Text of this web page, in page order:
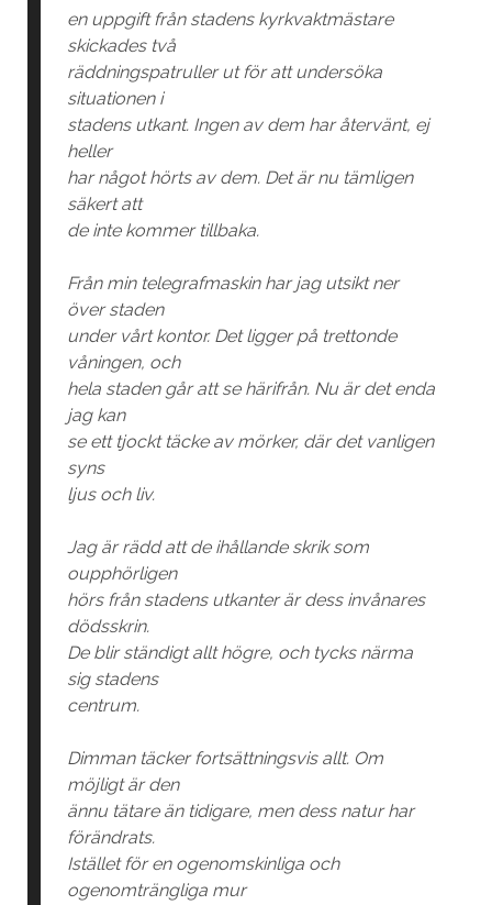
en uppgift från stadens kyrkvaktmästare
skickades två
räddningspatruller ut för att undersöka
situationen i
stadens utkant. Ingen av dem har återvänt, ej
heller
har något hörts av dem. Det är nu tämligen
säkert att
de inte kommer tillbaka.
Från min telegrafmaskin har jag utsikt ner
över staden
under vårt kontor. Det ligger på trettonde
våningen, och
hela staden går att se härifrån. Nu är det enda
jag kan
se ett tjockt täcke av mörker, där det vanligen
syns
ljus och liv.
Jag är rädd att de ihållande skrik som
oupphörligen
hörs från stadens utkanter är dess invånares
dödsskrin.
De blir ständigt allt högre, och tycks närma
sig stadens
centrum.
Dimman täcker fortsättningsvis allt. Om
möjligt är den
ännu tätare än tidigare, men dess natur har
förändrats.
Istället för en ogenomskinliga och
ogenomträngliga mur